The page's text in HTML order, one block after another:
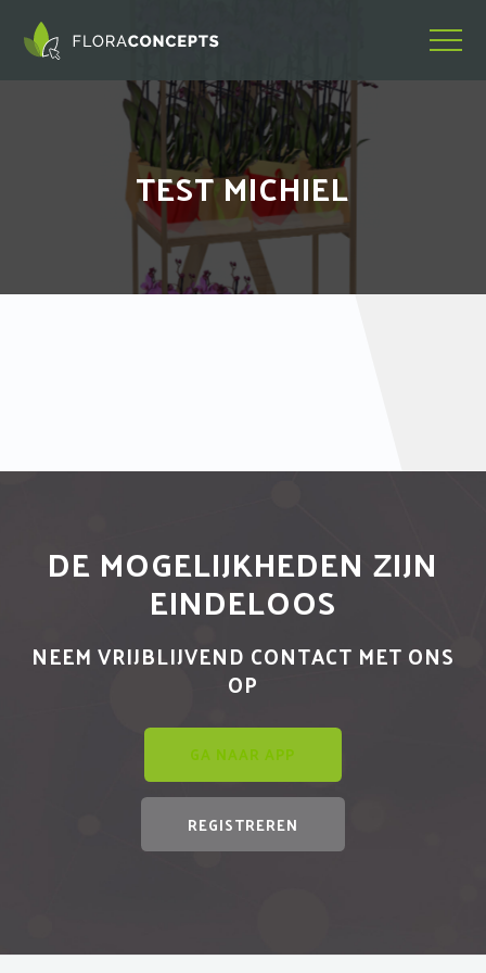
TEST MICHIEL
DE MOGELIJKHEDEN ZIJN
EINDELOOS
NEEM VRIJBLIJVEND CONTACT MET ONS
OP
GA NAAR APP
REGISTREREN